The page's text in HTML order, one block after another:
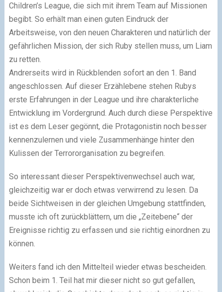
Children’s League, die sich mit ihrem Team auf Missionen
begibt. So erhält man einen guten Eindruck der
Arbeitsweise, von den neuen Charakteren und natürlich der
gefährlichen Mission, der sich Ruby stellen muss, um Liam
zu retten.
Andrerseits wird in Rückblenden sofort an den 1. Band
angeschlossen. Auf dieser Erzählebene stehen Rubys
erste Erfahrungen in der League und ihre charakterliche
Entwicklung im Vordergrund. Auch durch diese Perspektive
ist es dem Leser gegönnt, die Protagonistin noch besser
kennenzulernen und viele Zusammenhänge hinter den
Kulissen der Terrororganisation zu begreifen.
So interessant dieser Perspektivenwechsel auch war,
gleichzeitig war er doch etwas verwirrend zu lesen. Da
beide Sichtweisen in der gleichen Umgebung stattfinden,
musste ich oft zurückblättern, um die „Zeitebene“ der
Ereignisse richtig zu erfassen und sie richtig einordnen zu
können.
Weiters fand ich den Mittelteil wieder etwas bescheiden.
Schon beim 1. Teil hat mir dieser nicht so gut gefallen,